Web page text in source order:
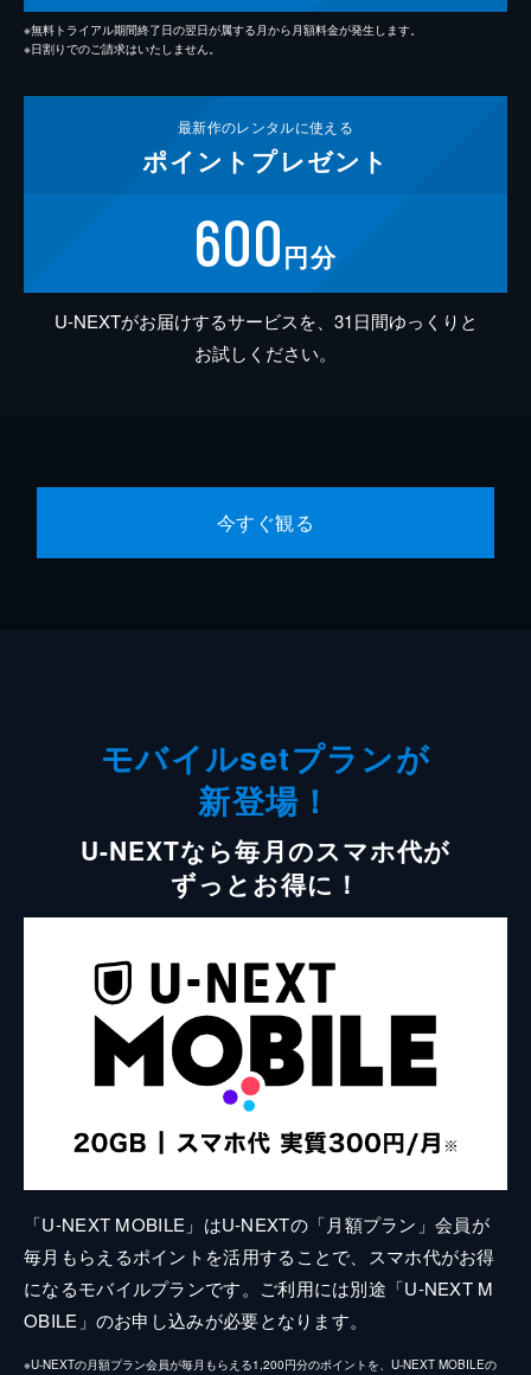
※無料トライアル期間終了日の翌日が属する月から月額料金が発生します。
※日割りでのご請求はいたしません。
最新作のレンタルに使える
ポイント プレゼント
600円分
U-NEXTがお届けするサービスを、31日間ゆっくりと
お試しください。
今すぐ観る
モバイルsetプランが
新登場！
U-NEXTなら毎月のスマホ代が
ずっとお得に！
「U-NEXT MOBILE」はU-NEXTの「月額プラン」会員が
毎月もらえるポイントを活用することで、スマホ代がお得
になるモバイルプランです。ご利用には別途「U-NEXT M
OBILE」のお申し込みが必要となります。
※U-NEXTの月額プラン会員が毎月もらえる1,200円分のポイントを、U-NEXT MOBILEの